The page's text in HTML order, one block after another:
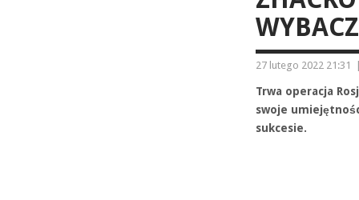
27 lutego 2022 21:31
Trwa operacja
swoje
sukcesie.